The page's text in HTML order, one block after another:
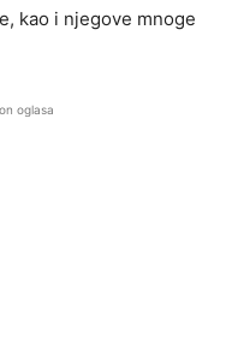
kao i njegove mnoge
oglasa